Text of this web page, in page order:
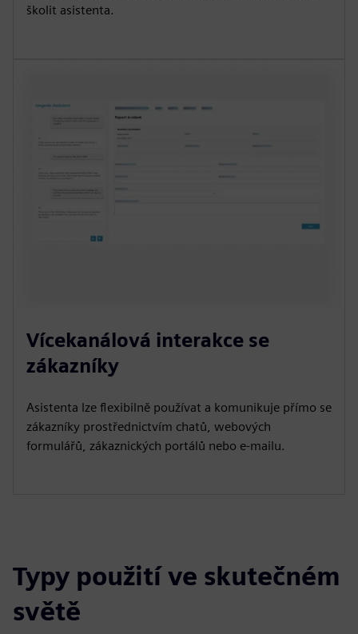
školit asistenta.
Vícekanálová interakce se
zákazníky
Asistenta lze flexibilně používat a komunikuje přímo se
zákazníky prostřednictvím chatů, webových
formulářů, zákaznických portálů nebo e-mailu.
Typy použití ve skutečném
světě